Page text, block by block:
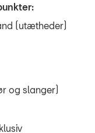
SKADECENTER
(utætheder)
og slanger)